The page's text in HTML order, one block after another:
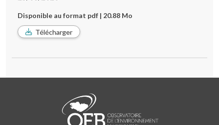
Disponible au format pdf | 20.88 Mo
Télécharger